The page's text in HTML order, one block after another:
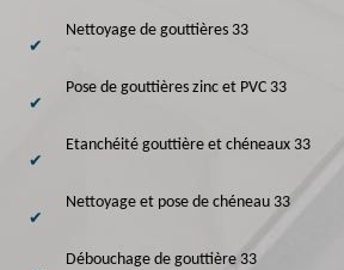
Nettoyage de gouttières 33
Pose de gouttières zinc et PVC 33
Etanchéité gouttière et chéneaux 33
Nettoyage et pose de chéneau 33
Débouchage de gouttière 33